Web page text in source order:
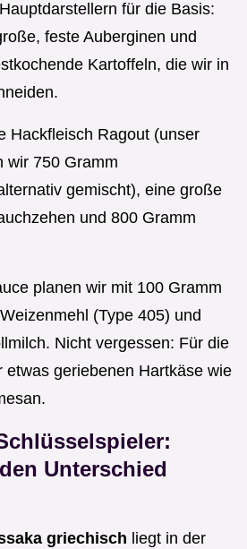
für die Basis:
feste Auberginen und
Kartoffeln, die wir in
Hackfleisch Ragout (unser
wir 750 Gramm
gemischt), eine große
und 800 Gramm
planen wir mit 100 Gramm
(Type 405) und
Nicht vergessen: Für die
etwas geriebenen Hartkäse wie
Unterschied
griechisch liegt in der